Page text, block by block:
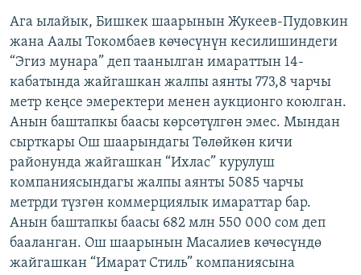
Ага ылайык, Бишкек шаарынын Жукеев-Пудовкин
жана Аалы Токомбаев көчөсүнүн кесилишиндеги
“Эгиз мунара” деп таанылган имараттын 14-
кабатында жайгашкан жалпы аянты 773,8 чарчы
метр кеңсе эмеректери менен аукционго коюлган.
Анын баштапкы баасы көрсөтүлгөн эмес. Мындан
сырткары Ош шаарындагы Төлөйкөн кичи
районунда жайгашкан “Ихлас” курулуш
компаниясындагы жалпы аянты 5085 чарчы
метрди түзгөн коммерциялык имараттар бар.
Анын баштапкы баасы 682 млн 550 000 сом деп
бааланган. Ош шаарынын Масалиев көчөсүндө
жайгашкан “Имарат Стиль” компаниясына